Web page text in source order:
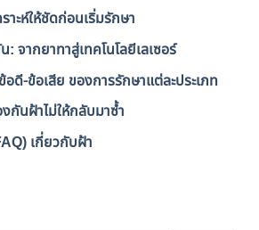
าะห์ให้ชัดก่อนเริ่มรักษา
จากยาทาสู่เทคโนโลยีเลเซอร์
ดี-ข้อเสีย ของการรักษาแต่ละประเภท
กันฝ้าไม่ให้กลับมาซ้ำ
เกี่ยวกับฝ้า